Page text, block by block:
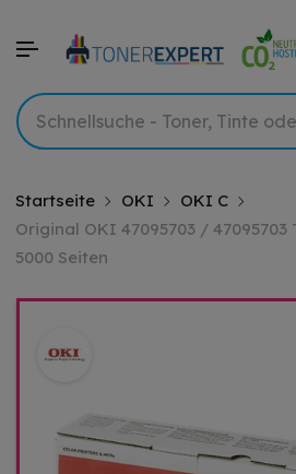
Startseite OKI
OKI C
Original OKI 47095703 / 47095703
5000 Seiten